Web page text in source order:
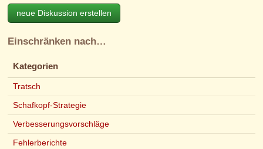
neue Diskussion erstellen
Einschränken nach…
Kategorien
Tratsch
Schafkopf-Strategie
Verbesserungsvorschläge
Fehlerberichte